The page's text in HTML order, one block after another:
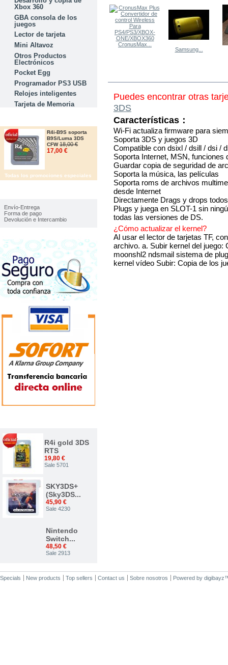
Xbox 360
GBA consola de los
juegos
Lector de tarjeta
Mini Altavoz
Otros Productos
Electrónicos
Pocket Egg
Programador PS3 USB
Relojes inteligentes
Tarjeta de Memoria
R4i-B9S soporta
B9S/Luma 3DS
CFW 18,00 €
17,00 €
Todas los promociones especiales
Envío-Entrega
Forma de pago
Devolución e Intercambio
R4i gold 3DS
RTS
19,80 €
Sale 5701
SKY3DS+
(Sky3DS...
45,90 €
Sale 4230
Nintendo
Switch...
48,50 €
Sale 2913
Nuevo...
34,00 €
CronusMax...
Samsung...
Puedes encontrar otras
3DS
Características：
Wi-Fi actualiza firmware para
Soporta 3DS y juegos 3D
Compatible con dsixl / dsill / dsi /
Soporta Internet, MSN, funciones
Guardar copia de seguridad de
Soporta la música, las películas
Soporta roms de archivos
desde Internet
Directamente Drags y drops
Plugs y juega en SLOT-1 sin
todas las versiones de DS.
¿Cómo actualizar el kernel?
Al usar el lector de tarjetas TF,
archivo. a. Subir kernel del
moonshl2 ndsmail sistema de
kernel vídeo Subir: Copia de los
Specials New products Top sellers Contact us Sobre nosotros Powered by digibayz